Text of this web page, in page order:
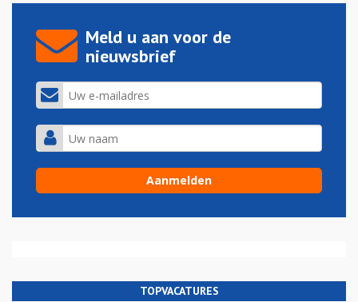
Meld u aan voor de
nieuwsbrief
TOPVACATURES